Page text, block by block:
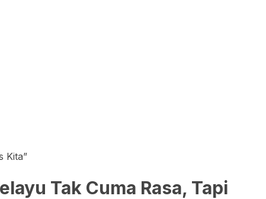
Kita”
Tak Cuma Rasa, Tapi